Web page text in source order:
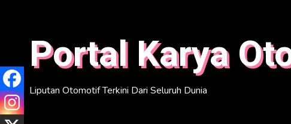
Portal Karya
Liputan Otomotif Terkini Dari Seluruh Dunia